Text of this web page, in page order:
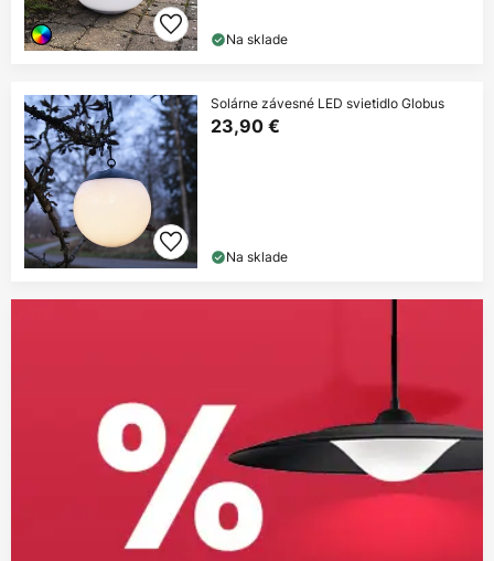
Na sklade
Solárne závesné LED svietidlo Globus
23,90 €
Na sklade